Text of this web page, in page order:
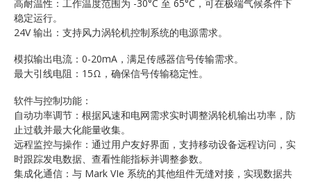
高耐温性：工作温度范围为 -30°C 至 65°C，可在极端气候条件下
稳定运行。
24V 输出：支持风力涡轮机控制系统的电源需求。
模拟输出电流：0-20mA，满足传感器信号传输需求。
最大引线电阻：15Ω，确保信号传输稳定性。
软件与控制功能：
自动功率调节：根据风速和电网需求实时调整涡轮机输出功率，防
止过载并最大化能量收集。
远程监控与操作：通过用户友好界面，支持移动设备远程访问，实
时跟踪发电数据、查看性能指标并调整参数。
集成化通信：与 Mark VIe 系统的其他组件无缝对接，实现数据共